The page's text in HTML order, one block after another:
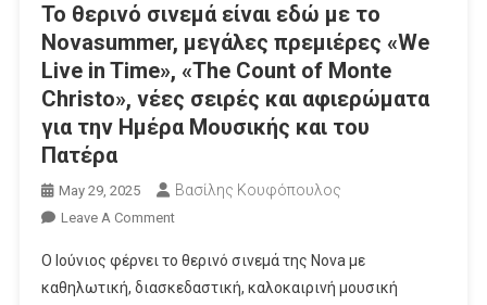
Το θερινό σινεμά είναι εδώ με το
Novasummer, μεγάλες πρεμιέρες «We
Live in Time», «The Count of Monte
Christo», νέες σειρές και αφιερώματα
για την Ημέρα Μουσικής και του
Πατέρα
May 29, 2025 Βασίλης Κουφόπουλος
Leave A CommentOn
Θερινό
Σινεμά
Ο Ιούνιος φέρνει το θερινό σινεμά της Nova με
καθηλωτική, διασκεδαστική, καλοκαιρινή μουσική